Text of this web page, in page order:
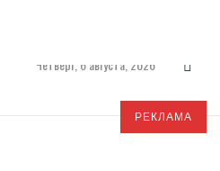
Четверг, 6 августа, 2026
РЕКЛАМА